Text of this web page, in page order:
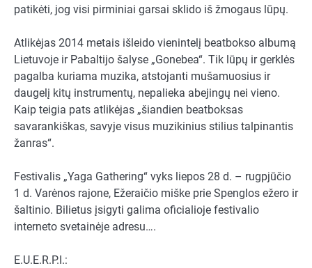
patikėti, jog visi pirminiai garsai sklido iš žmogaus lūpų.
Atlikėjas 2014 metais išleido vienintelį beatbokso albumą
Lietuvoje ir Pabaltijo šalyse „Gonebea“. Tik lūpų ir gerklės
pagalba kuriama muzika, atstojanti mušamuosius ir
daugelį kitų instrumentų, nepalieka abejingų nei vieno.
Kaip teigia pats atlikėjas „šiandien beatboksas
savarankiškas, savyje visus muzikinius stilius talpinantis
žanras“.
Festivalis „Yaga Gathering“ vyks liepos 28 d. – rugpjūčio
1 d. Varėnos rajone, Ežeraičio miške prie Spenglos ežero ir
šaltinio. Bilietus įsigyti galima oficialioje festivalio
interneto svetainėje adresu….
E.U.E.R.P.I.: